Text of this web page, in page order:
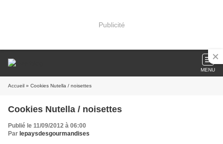
Publicité
MENU
Accueil » Cookies Nutella / noisettes
Cookies Nutella / noisettes
Publié le 11/09/2012 à 06:00
Par lepaysdesgourmandises